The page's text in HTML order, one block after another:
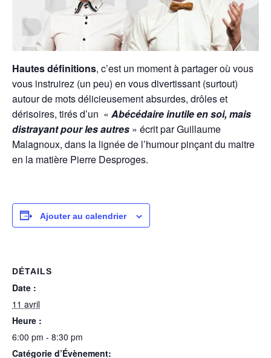
Hautes définitions, c’est un moment à partager où vous
vous instruirez (un peu) en vous divertissant (surtout)
autour de mots délicieusement absurdes, drôles et
dérisoires, tirés d’un « Abécédaire inutile en soi, mais
distrayant pour les autres » écrit par Guillaume
Malagnoux, dans la lignée de l’humour pinçant du maitre
en la matière Pierre Desproges.
Ajouter au calendrier
DÉTAILS
Date :
11 avril
Heure :
6:00 pm - 8:30 pm
Catégorie d’Évènement: